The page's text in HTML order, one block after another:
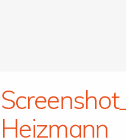
Heizmann